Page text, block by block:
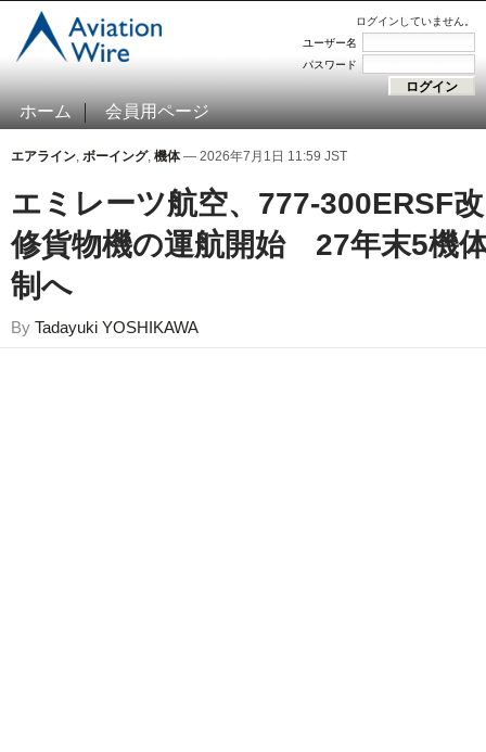
ログインしていません。
ユーザー名
パスワード
ホーム 会員用ページ
エアライン, ボーイング, 機体— 2026年7月1日 11:59 JST
エミレーツ航空、777-300ERSF改
修貨物機の運航開始 27年末5機
制へ
By Tadayuki YOSHIKAWA